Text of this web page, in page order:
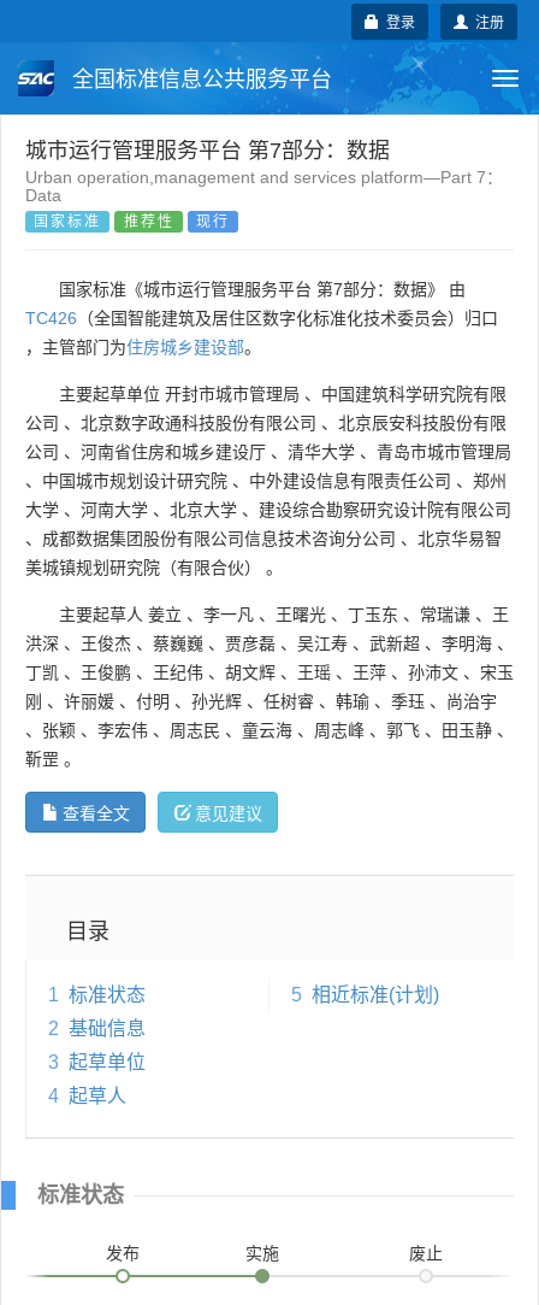
注册
登录
全国标准信息公共服务平台
国家标准 行业标准
城市运行管理服务平台 第7部分：数据
Urban operation,management and services platform—Part 7：
Data
国家标准 推荐性 现行
国家标准《城市运行管理服务平台 第7部分：数据》 由
TC426 （全国智能建筑及居住区数字化标准化技术委员会）归口
，主管部门为住房城乡建设部。
主要起草单位 开封市城市管理局 、 中国建筑科学研究院有限
公司 、 北京数字政通科技股份有限公司 、 北京辰安科技股份有限
公司 、 河南省住房和城乡建设厅 、 清华大学 、 青岛市城市管理局
、 中国城市规划设计研究院 、 中外建设信息有限责任公司 、 郑州
大学 、 河南大学 、 北京大学 、 建设综合勘察研究设计院有限公司
、 成都数据集团股份有限公司信息技术咨询分公司 、 北京华易智
美城镇规划研究院（有限合伙）
。
主要起草人 姜立 、 李一凡 、 王曙光 、 丁玉东 、 常瑞谦 、 王
洪深 、 王俊杰 、 蔡巍巍 、 贾彦磊 、 吴江寿 、 武新超 、 李明海 、
丁凯 、 王俊鹏 、 王纪伟 、 胡文辉 、 王瑶 、 王萍 、 孙沛文 、 宋玉
刚 、 许丽媛 、 付明 、 孙光辉 、 任树睿 、 韩瑜 、 季珏 、 尚治宇
、 张颖 、 李宏伟 、 周志民 、 童云海 、 周志峰 、 郭飞 、 田玉静 、
靳罡 。
查看全文 意见建议
目录
1 标准状态
2 基础信息
3 起草单位
4 起草人
5 相近标准(计划)
标准状态
发布 实施 废止